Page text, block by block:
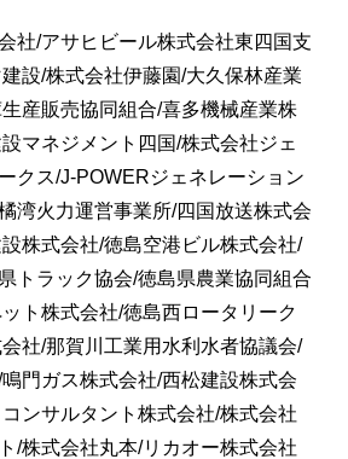
社/アサヒビール株式会社東四国支
設/株式会社伊藤園/大久保林産業
産販売協同組合/喜多機械産業株
マネジメント四国/株式会社ジェ
クス/J-POWERジェネレーション
湾火力運営事業所/四国放送株式会
株式会社/徳島空港ビル株式会社/
トラック協会/徳島県農業協同組合
ト株式会社/徳島西ロータリーク
社/那賀川工業用水利水者協議会/
門ガス株式会社/西松建設株式会
ンサルタント株式会社/株式会社
/株式会社丸本/リカオー株式会社